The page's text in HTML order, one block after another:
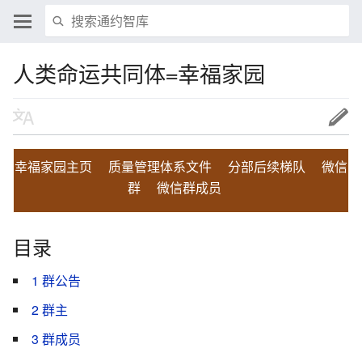
人类命运共同体=幸福家园
幸福家园主页 质量管理体系文件 分部后续梯队
微信
群
微信群成员
目录
1 群公告
2群主
3 群成员